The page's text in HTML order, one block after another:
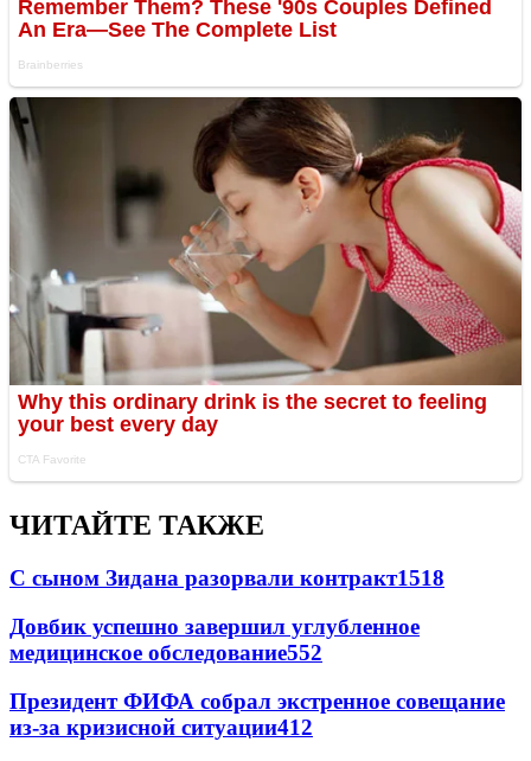
ЧИТАЙТЕ ТАКЖЕ
С сыном Зидана разорвали контракт1518
Довбик успешно завершил углубленное
медицинское обследование552
Президент ФИФА собрал экстренное совещание
из-за кризисной ситуации412